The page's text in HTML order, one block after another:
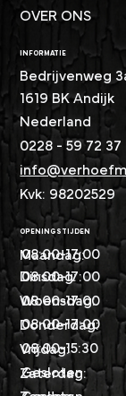
OVER ONS
INFORMATIE
Bedrijvenweg
1619 BK Andijk
Nederland
0228 - 59 72 37​
Kvk: 98202529
OPENINGSTIJDEN
Maandag:
Dinsdag:
Woensdag:
Donderdag:
Vrijdag:
Zaterdag:
08:00-17:00
08:00-17:00
08:00-17:00
08:00-17:00
08:00-15:30
Gesloten